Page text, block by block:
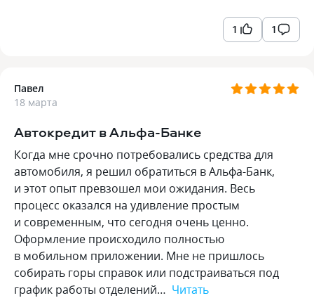
1 1
Павел
18 марта
Автокредит в Альфа-Банке
Когда мне срочно потребовались средства для
автомобиля, я решил обратиться в Альфа-Банк,
и этот опыт превзошел мои ожидания. Весь
процесс оказался на удивление простым
и современным, что сегодня очень ценно.
Оформление происходило полностью
в мобильном приложении. Мне не пришлось
собирать горы справок или подстраиваться под
график работы отделений… Читать